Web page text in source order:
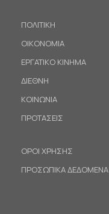
ΠΟΛΙΤΙΚΗ
ΟΙΚΟΝΟΜΙΑ
ΕΡΓΑΤΙΚΟ ΚΙΝΗΜΑ
ΔΙΕΘΝΗ
ΚΟΙΝΩΝΙΑ
ΠΡΟΤΑΣΕΙΣ
ΟΡΟΙ ΧΡΗΣΗΣ
ΠΡΟΣΩΠΙΚΑ ΔΕΔΟΜΕΝΑ